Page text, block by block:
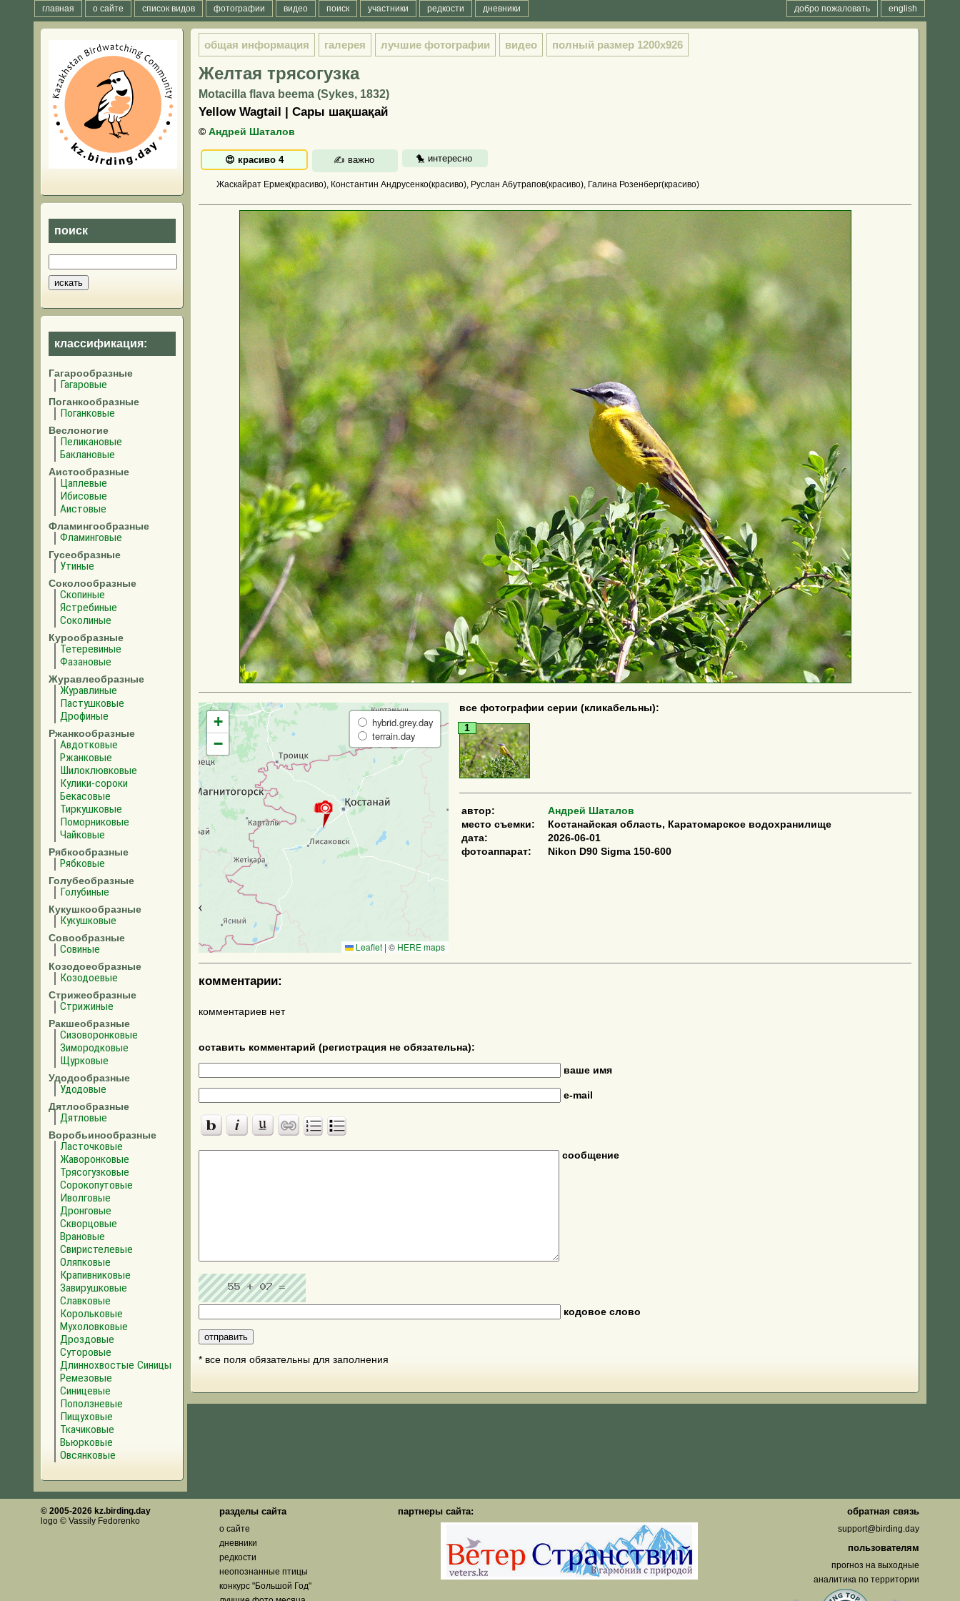
главная о сайте список видов фотографии видео поиск участники редкости дневники english
добро пожаловать
поиск
классификация:
Гагарообразные
Гагаровые
Поганкообразные
Поганковые
Веслоногие
Пеликановые
Баклановые
Аистообразные
Цаплевые
Ибисовые
Аистовые
Фламингообразные
Фламинговые
Гусеобразные
Утиные
Соколообразные
Скопиные
Ястребиные
Соколиные
Курообразные
Тетеревиные
Фазановые
Журавлеобразные
Журавлиные
Пастушковые
Дрофиные
Ржанкообразные
Авдотковые
Ржанковые
Шилоклювковые
Кулики-сороки
Бекасовые
Тиркушковые
Поморниковые
Чайковые
Рябкообразные
Рябковые
Голубеобразные
Голубиные
Кукушкообразные
Кукушковые
Совообразные
Совиные
Козодоеобразные
Козодоевые
Стрижеобразные
Стрижиные
Ракшеобразные
Сизоворонковые
Зимородковые
Щурковые
Удодообразные
Удодовые
Дятлообразные
Дятловые
Воробьинообразные
Ласточковые
Жаворонковые
Трясогузковые
Сорокопутовые
Иволговые
Дронговые
Скворцовые
Врановые
Свиристелевые
Оляпковые
Крапивниковые
Завирушковые
Славковые
Корольковые
Мухоловковые
Дроздовые
Суторовые
Длиннохвостые Синицы
Ремезовые
Синицевые
Поползневые
Пищуховые
Ткачиковые
Вьюрковые
Овсянковые
общая информация галерея лучшие фотографии видео полный размер 1200x926
Желтая трясогузка
Motacilla flava beema (Sykes, 1832)
Yellow Wagtail | Сары шақшақай
© Андрей Шаталов
Жаскайрат Ермек(красиво), Константин Андрусенко(красиво), Руслан Абутрапов(красиво), Галина Розенберг(красиво)
+
−
hybrid.grey.day
terrain.day
Leaflet | © HERE maps
все фотографии серии (кликабельны):
1
автор:
Андрей Шаталов
место съемки:
Костанайская область, Каратомарское водохранилище
дата:
2026-06-01
фотоаппарат:
Nikon D90 Sigma 150-600
комментарии:
комментариев нет
оставить комментарий (регистрация не обязательна):
ваше имя
e-mail
сообщение
кодовое слово
* все поля обязательны для заполнения
© 2005-2026 kz.birding.day
logo © Vassily Fedorenko
разделы сайта
о сайте
дневники
редкости
неопознанные птицы
конкурс "Большой Год"
партнеры сайта: обратная связь
support@birding.day
пользователям
прогноз на выходные
аналитика по территории